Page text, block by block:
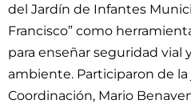
del Jardín de Infantes
Francisco” como
para enseñar seguridad vial
ambiente. Participaron de
Coordinación, Mario